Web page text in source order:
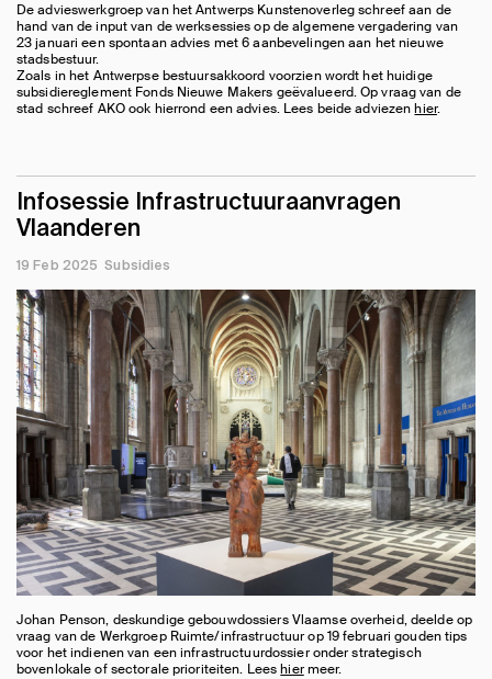
De advieswerkgroep van het Antwerps Kunstenoverleg schreef aan de
hand van de input van de werksessies op de algemene vergadering van
23 januari een spontaan advies met 6 aanbevelingen aan het nieuwe
stadsbestuur.
Zoals in het Antwerpse bestuursakkoord voorzien wordt het huidige
subsidiereglement Fonds Nieuwe Makers geëvalueerd. Op vraag van de
stad schreef AKO ook hierrond een advies. Lees beide adviezenhier.
Infosessie Infrastructuuraanvragen
Vlaanderen
19 Feb 2025 Subsidies
Johan Penson, deskundige gebouwdossiers Vlaamse overheid, deelde op
vraag van de Werkgroep Ruimte/infrastructuur op 19 februari gouden tips
voor het indienen van een infrastructuurdossier onder strategisch
bovenlokale of sectorale prioriteiten. Leeshiermeer.